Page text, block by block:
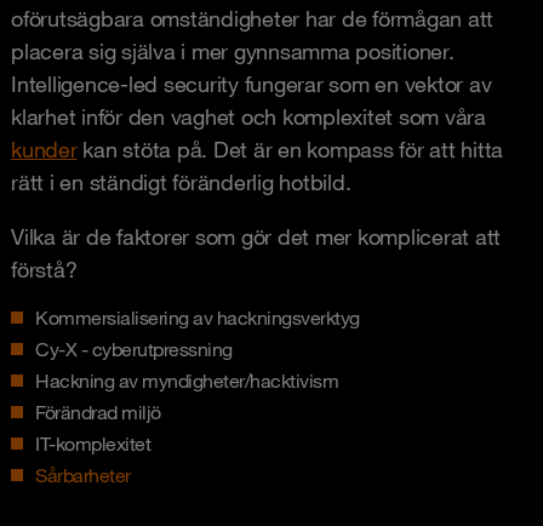
oförutsägbara omständigheter har de förmågan att
placera sig själva i mer gynnsamma positioner.
Intelligence-led security fungerar som en vektor av
klarhet inför den vaghet och komplexitet som våra
kunderkan stöta på. Det är en kompass för att hitta
rätt i en ständigt föränderlig hotbild.
Vilka är de faktorer som gör det mer komplicerat att
förstå?
Kommersialisering av hackningsverktyg
Cy-X - cyberutpressning
Hackning av myndigheter/hacktivism
Förändrad miljö
IT-komplexitet
Sårbarheter